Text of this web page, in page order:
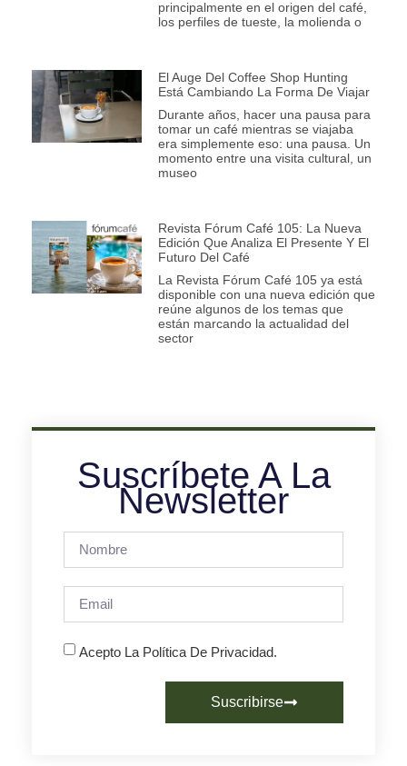
principalmente en el origen del café,
los perfiles de tueste, la molienda o
El Auge Del Coffee Shop Hunting
Está Cambiando La Forma De Viajar
Durante años, hacer una pausa para
tomar un café mientras se viajaba
era simplemente eso: una pausa. Un
momento entre una visita cultural, un
museo
Revista Fórum Café 105: La Nueva
Edición Que Analiza El Presente Y El
Futuro Del Café
La Revista Fórum Café 105 ya está
disponible con una nueva edición que
reúne algunos de los temas que
están marcando la actualidad del
sector
Suscríbete A La
Newsletter
Acepto La Política De Privacidad.
Suscribirse